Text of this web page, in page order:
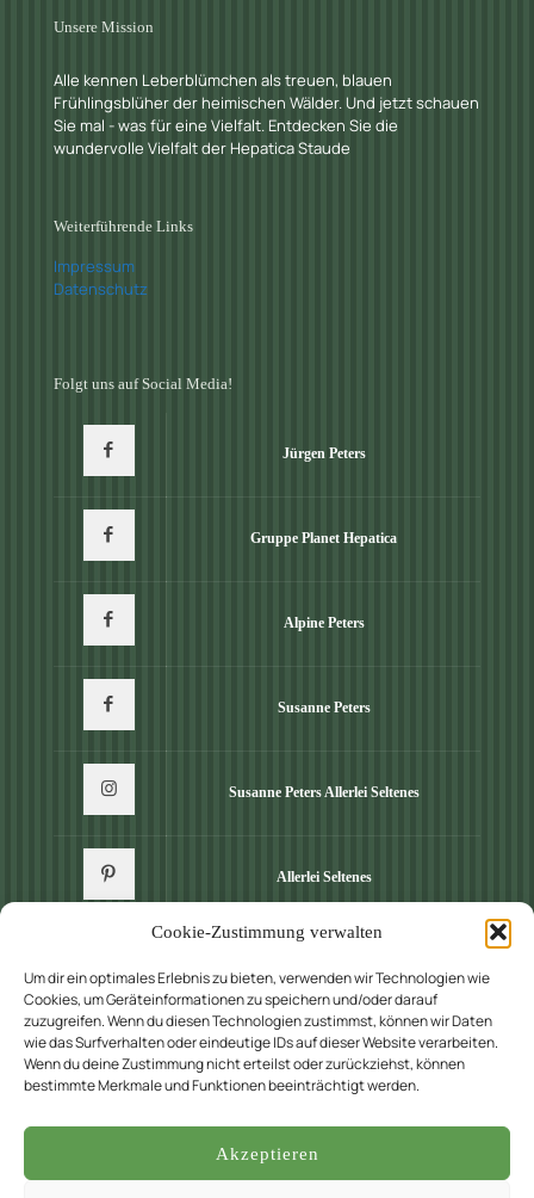
Cookie-Zustimmung verwalten
Um dir ein optimales Erlebnis zu bieten, verwenden wir Technologien wie
Cookies, um Geräteinformationen zu speichern und/oder darauf
zuzugreifen. Wenn du diesen Technologien zustimmst, können wir Daten
wie das Surfverhalten oder eindeutige IDs auf dieser Website verarbeiten.
Wenn du deine Zustimmung nicht erteilst oder zurückziehst, können
bestimmte Merkmale und Funktionen beeinträchtigt werden.
Akzeptieren
Unsere Mission
Alle kennen Leberblümchen als treuen, blauen
Frühlingsblüher der heimischen Wälder. Und jetzt schauen
Sie mal - was für eine Vielfalt. Entdecken Sie die
wundervolle Vielfalt der Hepatica Staude
Weiterführende Links
Impressum
Datenschutz
Folgt uns auf Social Media!
Jürgen Peters
Gruppe Planet Hepatica
Alpine Peters
Susanne Peters
Susanne Peters Allerlei Seltenes
Allerlei Seltenes